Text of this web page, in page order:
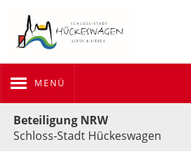
MENÜ
Beteiligung NRW
Schloss-Stadt Hückeswagen